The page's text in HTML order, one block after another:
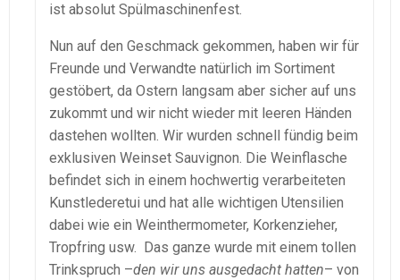
ist absolut Spülmaschinenfest.
Nun auf den Geschmack gekommen, haben wir für
Freunde und Verwandte natürlich im Sortiment
gestöbert, da Ostern langsam aber sicher auf uns
zukommt und wir nicht wieder mit leeren Händen
dastehen wollten. Wir wurden schnell fündig beim
exklusiven Weinset Sauvignon. Die Weinflasche
befindet sich in einem hochwertig verarbeiteten
Kunstlederetui und hat alle wichtigen Utensilien
dabei wie ein Weinthermometer, Korkenzieher,
Tropfring usw. Das ganze wurde mit einem tollen
Trinkspruch –den wir uns ausgedacht hatten– von